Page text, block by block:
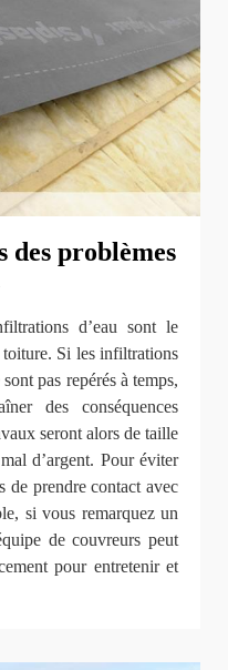
des problèmes
d’eau sont le
toiture. Si les infiltrations
pas repérés à temps,
des conséquences
seront alors de taille
d’argent. Pour éviter
de prendre contact avec
si vous remarquez un
de couvreurs peut
pour entretenir et